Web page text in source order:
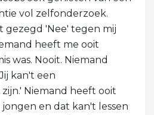
vol zelfonderzoek.
gezegd 'Nee' tegen mij
heeft me ooit
was. Nooit. Niemand
kan't een
Niemand heeft ooit
en dat kan't lessen